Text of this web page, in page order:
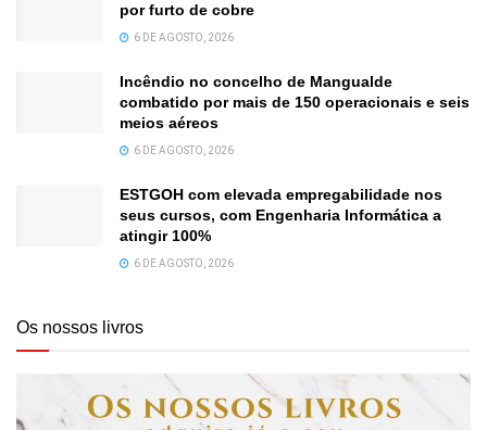
por furto de cobre
6 DE AGOSTO, 2026
Incêndio no concelho de Mangualde
combatido por mais de 150 operacionais e seis
meios aéreos
6 DE AGOSTO, 2026
ESTGOH com elevada empregabilidade nos
seus cursos, com Engenharia Informática a
atingir 100%
6 DE AGOSTO, 2026
Os nossos livros